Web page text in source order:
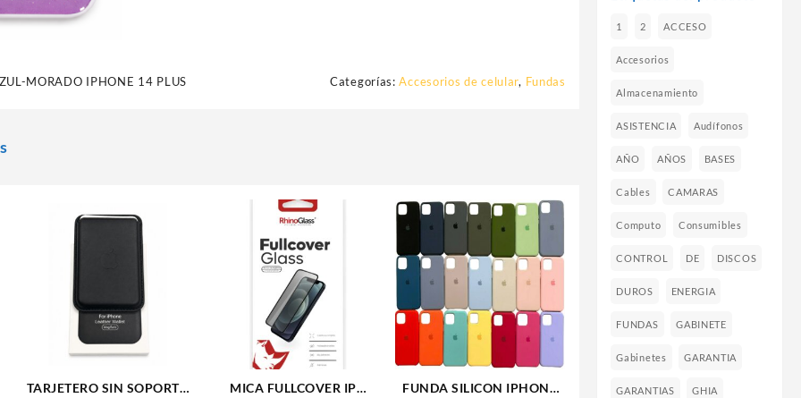
MORADO IPHONE 14 PLUS Categorías:Accesorios de celular, Fundas
TARJETERO SIN SOPORTE
MICA FULLCOVER IP
FUNDA SILICON IPHONE
1 2 ACCESO
Accesorios
Almacenamiento
ASISTENCIA Audífonos
AÑO AÑOS BASES
Cables CAMARAS
Computo Consumibles
CONTROL DE DISCOS
DUROS ENERGIA
FUNDAS GABINETE
Gabinetes GARANTIA
GARANTIAS GHIA